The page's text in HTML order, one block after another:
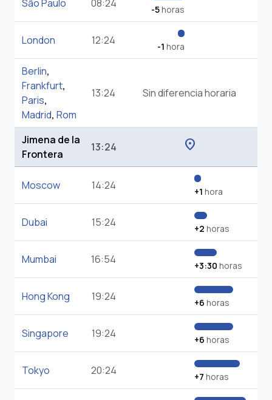
São Paulo 08:24 -5horas
London 12:24 -1 hora
Berlin,
Frankfurt,
Paris,
Madrid, Rom
13:24 Sin diferencia horaria
Jimena de la
Frontera
13:24 location_on
Moscow 14:24 +1 hora
Dubai 15:24 +2 horas
Mumbai 16:54 +3:30 horas
Hong Kong 19:24 +6 horas
Singapore 19:24 +6 horas
Tokyo 20:24 +7 horas